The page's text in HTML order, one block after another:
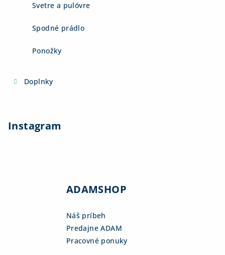
Svetre a pulóvre
Spodné prádlo
Ponožky
Doplnky
Instagram
ADAMSHOP
Náš príbeh
Predajne ADAM
Pracovné ponuky